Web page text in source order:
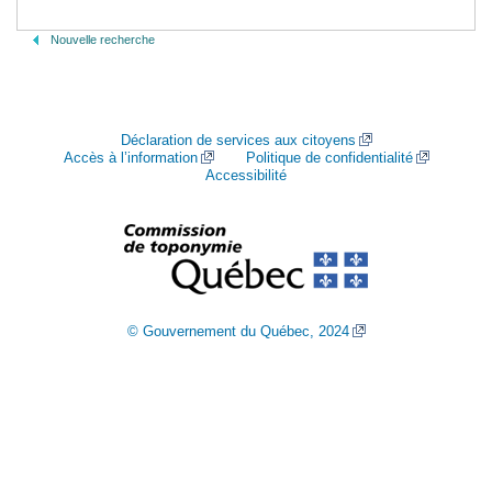
Nouvelle recherche
Déclaration de services aux citoyens
Accès à l’information
Politique de confidentialité
Accessibilité
© Gouvernement du Québec, 2024